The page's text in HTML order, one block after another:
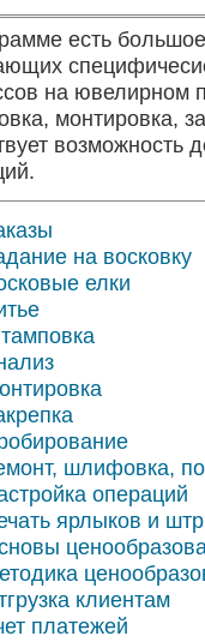
есть
на ювелирном
монтировка,
возможность
на восковку
елки
шлифовка,
операций
ярлыков и
клиентам
платежей